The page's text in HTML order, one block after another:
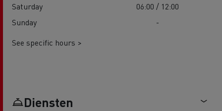
Saturday
06:00 / 12:00
Sunday
-
See specific hours >
Diensten